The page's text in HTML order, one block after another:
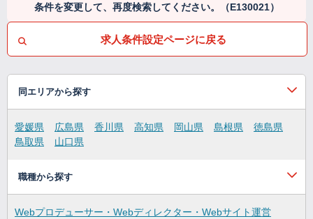
条件を変更して、再度検索してください。（E130021）
求人条件設定ページに戻る
同エリアから探す
愛媛県 広島県 香川県 高知県 岡山県 島根県
徳島県
鳥取県
山口県
職種から探す
Webプロデューサー・Webディレクター・Webサイト運営